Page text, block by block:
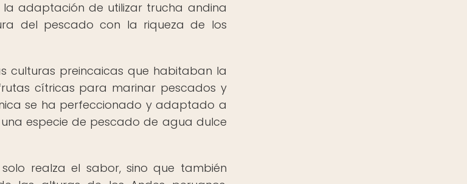
adaptación de utilizar trucha andina
del pescado con la riqueza de los
culturas preincaicas que habitaban la
cítricas para marinar pescados y
se ha perfeccionado y adaptado a
especie de pescado de agua dulce
realza el sabor, sino que también